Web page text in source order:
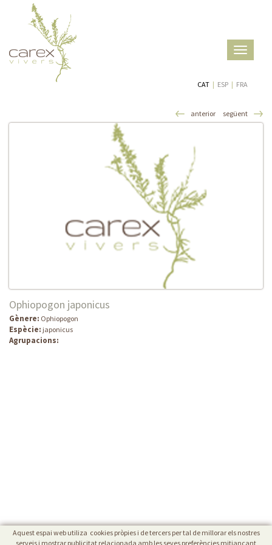
Toggle
CAT | ESP | FRA
anterior següent
Ophiopogon japonicus
Gènere: Ophiopogon
Espècie: japonicus
Agrupacions:
Aquest espai web utiliza cookies pròpies i de tercers per tal de millorar els nostres
serveis i mostrar publicitat relacionada amb les seves preferències mitjançant